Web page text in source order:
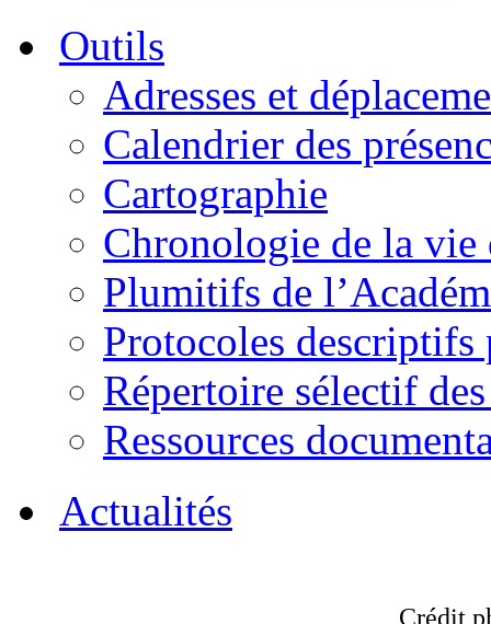
Outils
Adresses et
Calendrier des
Cartographie
Chronologie de la vie
Plumitifs de
Protocoles descriptifs
Répertoire sélectif
Ressources
Actualités
Crédit